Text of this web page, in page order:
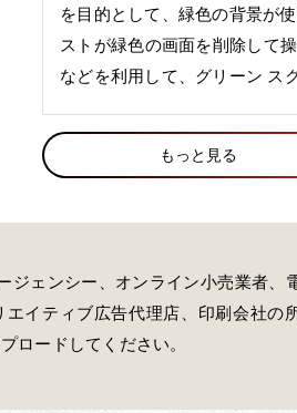
を目的として、緑色の背景が
ストが緑色の画面を削除し
などを利用して、グリーン ス
もっと見る
ェンシー、オンライン小売業者、
イティブ広告代理店、印刷会社の
ロードしてください。